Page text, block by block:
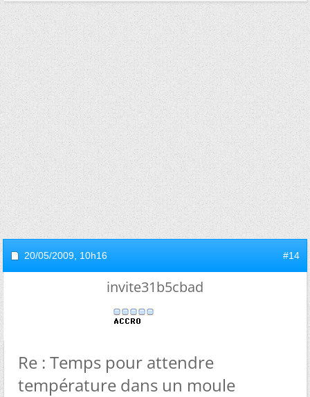
20/05/2009, 10h16 #14
invite31b5cbad
Re : Temps pour attendre
température dans un moule